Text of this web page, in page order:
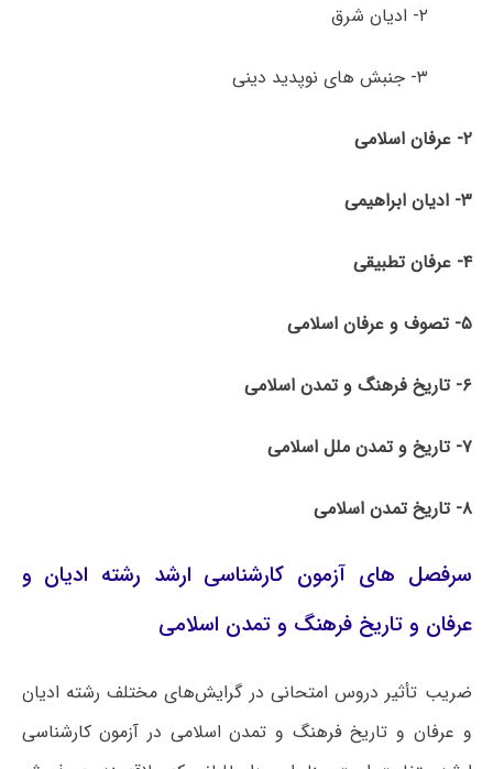
۲- ادیان شرق
۳- جنبش های نوپدید دینی
۲- عرفان اسلامی
۳- ادیان ابراهیمی
۴- عرفان تطبیقی
۵- تصوف و عرفان اسلامی
۶- تاریخ فرهنگ و تمدن اسلامی
۷- تاریخ و تمدن ملل اسلامی
۸- تاریخ تمدن اسلامی
سرفصل های آزمون کارشناسی ارشد رشته ادیان و
عرفان و تاریخ فرهنگ و تمدن اسلامی
ضریب تأثیر دروس امتحانی در گرایش‌های مختلف رشته ادیان
و عرفان و تاریخ فرهنگ و تمدن اسلامی در آزمون کارشناسی